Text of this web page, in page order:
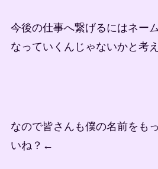
今後の仕事へ繋げるにはネー
なっていくんじゃないかと考
なので皆さんも僕の名前をも
いね？←